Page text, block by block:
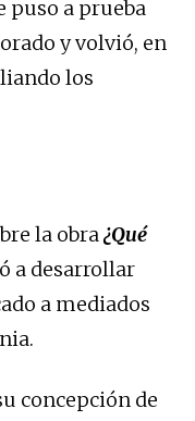
puso a prueba
y volvió, en
los
la obra¿Qué
a desarrollar
a mediados
concepción de